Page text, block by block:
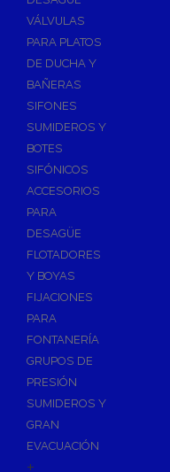
VÁLVULAS
PARA PLATOS
DE DUCHA Y
BAÑERAS
SIFONES
SUMIDEROS Y
BOTES
SIFÓNICOS
ACCESORIOS
PARA
DESAGÜE
FLOTADORES
Y BOYAS
FIJACIONES
PARA
FONTANERÍA
GRUPOS DE
PRESIÓN
SUMIDEROS Y
GRAN
EVACUACIÓN
+